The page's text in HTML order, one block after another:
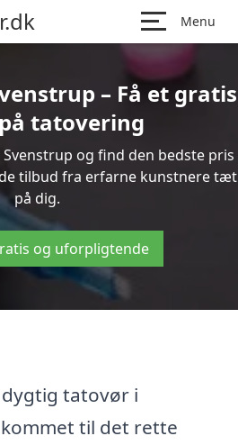
Menu
– Få et gratis
tatovering
og find den bedste pris
tilbud fra erfarne kunstnere tæt
på dig.
og uforpligtende
dygtig tatovør i
til det rette